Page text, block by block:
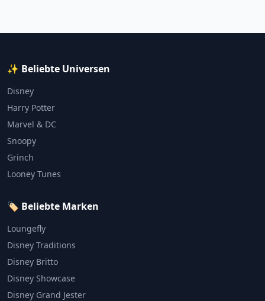
✨ Beliebte Universen
Disney
Harry Potter
Marvel & DC
Snoopy
Grinch
Looney Tunes
🏷️ Beliebte Marken
Loungefly
Disney Traditions
Disney Britto
Disney Showcase
Disney Grand Jester